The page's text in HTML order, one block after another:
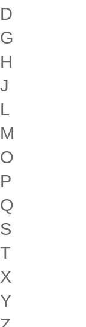
D
G
H
J
L
M
O
P
Q
S
T
X
Y